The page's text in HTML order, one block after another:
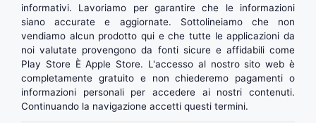
informativi. Lavoriamo per garantire che le informazioni
siano accurate e aggiornate. Sottolineiamo che non
vendiamo alcun prodotto qui e che tutte le applicazioni da
noi valutate provengono da fonti sicure e affidabili come
Play StoreÈApple Store. L'accesso al nostro sito web è
completamente gratuito e non chiederemo pagamenti o
informazioni personali per accedere ai nostri contenuti.
Continuando la navigazione accetti questi termini.